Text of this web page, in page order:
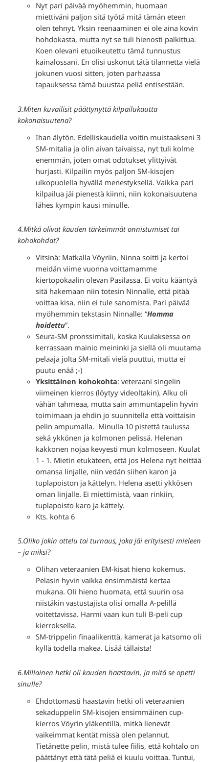
Nyt pari päivää myöhemmin, huomaan
miettiväni paljon sitä työtä mitä tämän eteen
olen tehnyt. Yksin reenaaminen ei ole aina kovin
hohdokasta, mutta nyt se tuli hienosti palkittua.
Koen olevani etuoikeutettu tämä tunnustus
kainalossani. En olisi uskonut tätä tilannetta vielä
jokunen vuosi sitten, joten parhaassa
tapauksessa tämä buustaa peliä entisestään.
3.Miten kuvailisit päättynyttä kilpailukautta
kokonaisuutena?
Ihan älytön. Edelliskaudella voitin muistaakseni 3
SM-mitalia ja olin aivan taivaissa, nyt tuli kolme
enemmän, joten omat odotukset ylittyivät
hurjasti. Kilpailin myös paljon SM-kisojen
ulkopuolella hyvällä menestyksellä. Vaikka pari
kilpailua jäi pienestä kiinni, niin kokonaisuutena
lähes kympin kausi minulle.
4.Mitkä olivat kauden tärkeimmät onnistumiset tai
kohokohdat?
Vitsinä: Matkalla Vöyriin, Ninna soitti ja kertoi
meidän viime vuonna voittamamme
kiertopokaalin olevan Pasilassa. Ei voitu kääntyä
sitä hakemaan niin totesin Ninnalle, että pitää
voittaa kisa, niin ei tule sanomista. Pari päivää
myöhemmin tekstasin Ninnalle: “Homma
hoidettu”.
Seura-SM pronssimitali, koska Kuulaksessa on
kerrassaan mainio meininki ja siellä oli muutama
pelaaja jolta SM-mitali vielä puuttui, mutta ei
puutu enää ;-)
Yksittäinen kohokohta: veteraani singelin
viimeinen kierros (löytyy videoltakin). Alku oli
vähän tahmeaa, mutta sain ammuntapelin hyvin
toimimaan ja ehdin jo suunnitella että voittaisin
pelin ampumalla. Minulla 10 pistettä taulussa
sekä ykkönen ja kolmonen pelissä. Helenan
kakkonen nojaa kevyesti mun kolmoseen. Kuulat
1 - 1. Mietin etukäteen, että jos Helena nyt heittää
omansa linjalle, niin vedän siihen karon ja
tuplapoiston ja kättelyn. Helena asetti ykkösen
oman linjalle. Ei miettimistä, vaan rinkiin,
tuplapoisto karo ja kättely.
Kts. kohta 6
5.Oliko jokin ottelu tai turnaus, joka jäi erityisesti mieleen
– ja miksi?
Olihan veteraanien EM-kisat hieno kokemus.
Pelasin hyvin vaikka ensimmäistä kertaa
mukana. Oli hieno huomata, että suurin osa
niistäkin vastustajista olisi omalla A-pelillä
voitettavissa. Harmi vaan kun tuli B-peli cup
kierroksella.
SM-trippelin finaalikenttä, kamerat ja katsomo oli
kyllä todella makea. Lisää tällaista!
6.Millainen hetki oli kauden haastavin, ja mitä se opetti
sinulle?
Ehdottomasti haastavin hetki oli veteraanien
sekaduppelin SM-kisojen ensimmäinen cup-
kierros Vöyrin yläkentillä, mitkä lienevät
vaikeimmat kentät missä olen pelannut.
Tietänette pelin, mistä tulee fiilis, että kohtalo on
päättänyt että tätä peliä ei kuulu voittaa. Tuntui,